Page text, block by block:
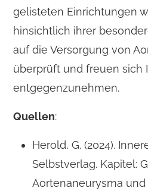
gelisteten Einrichtungen
hinsichtlich ihrer
auf die Versorgung von
überprüft und freuen sich
entgegenzunehmen.
Quellen:
Herold, G. (2024).
Selbstverlag. Kapitel:
Aortenaneurysma und